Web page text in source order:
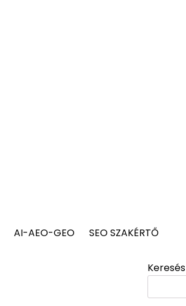
AI-AEO-GEO SEO SZAKÉRTŐ
Keresés